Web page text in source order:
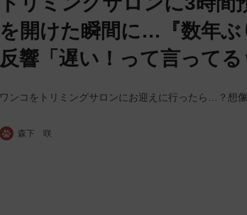
を開けた瞬間に…『数年
反響「遅い！って言ってる
ワンコをトリミングサロンにお迎えに行ったら…？想
森下 咲